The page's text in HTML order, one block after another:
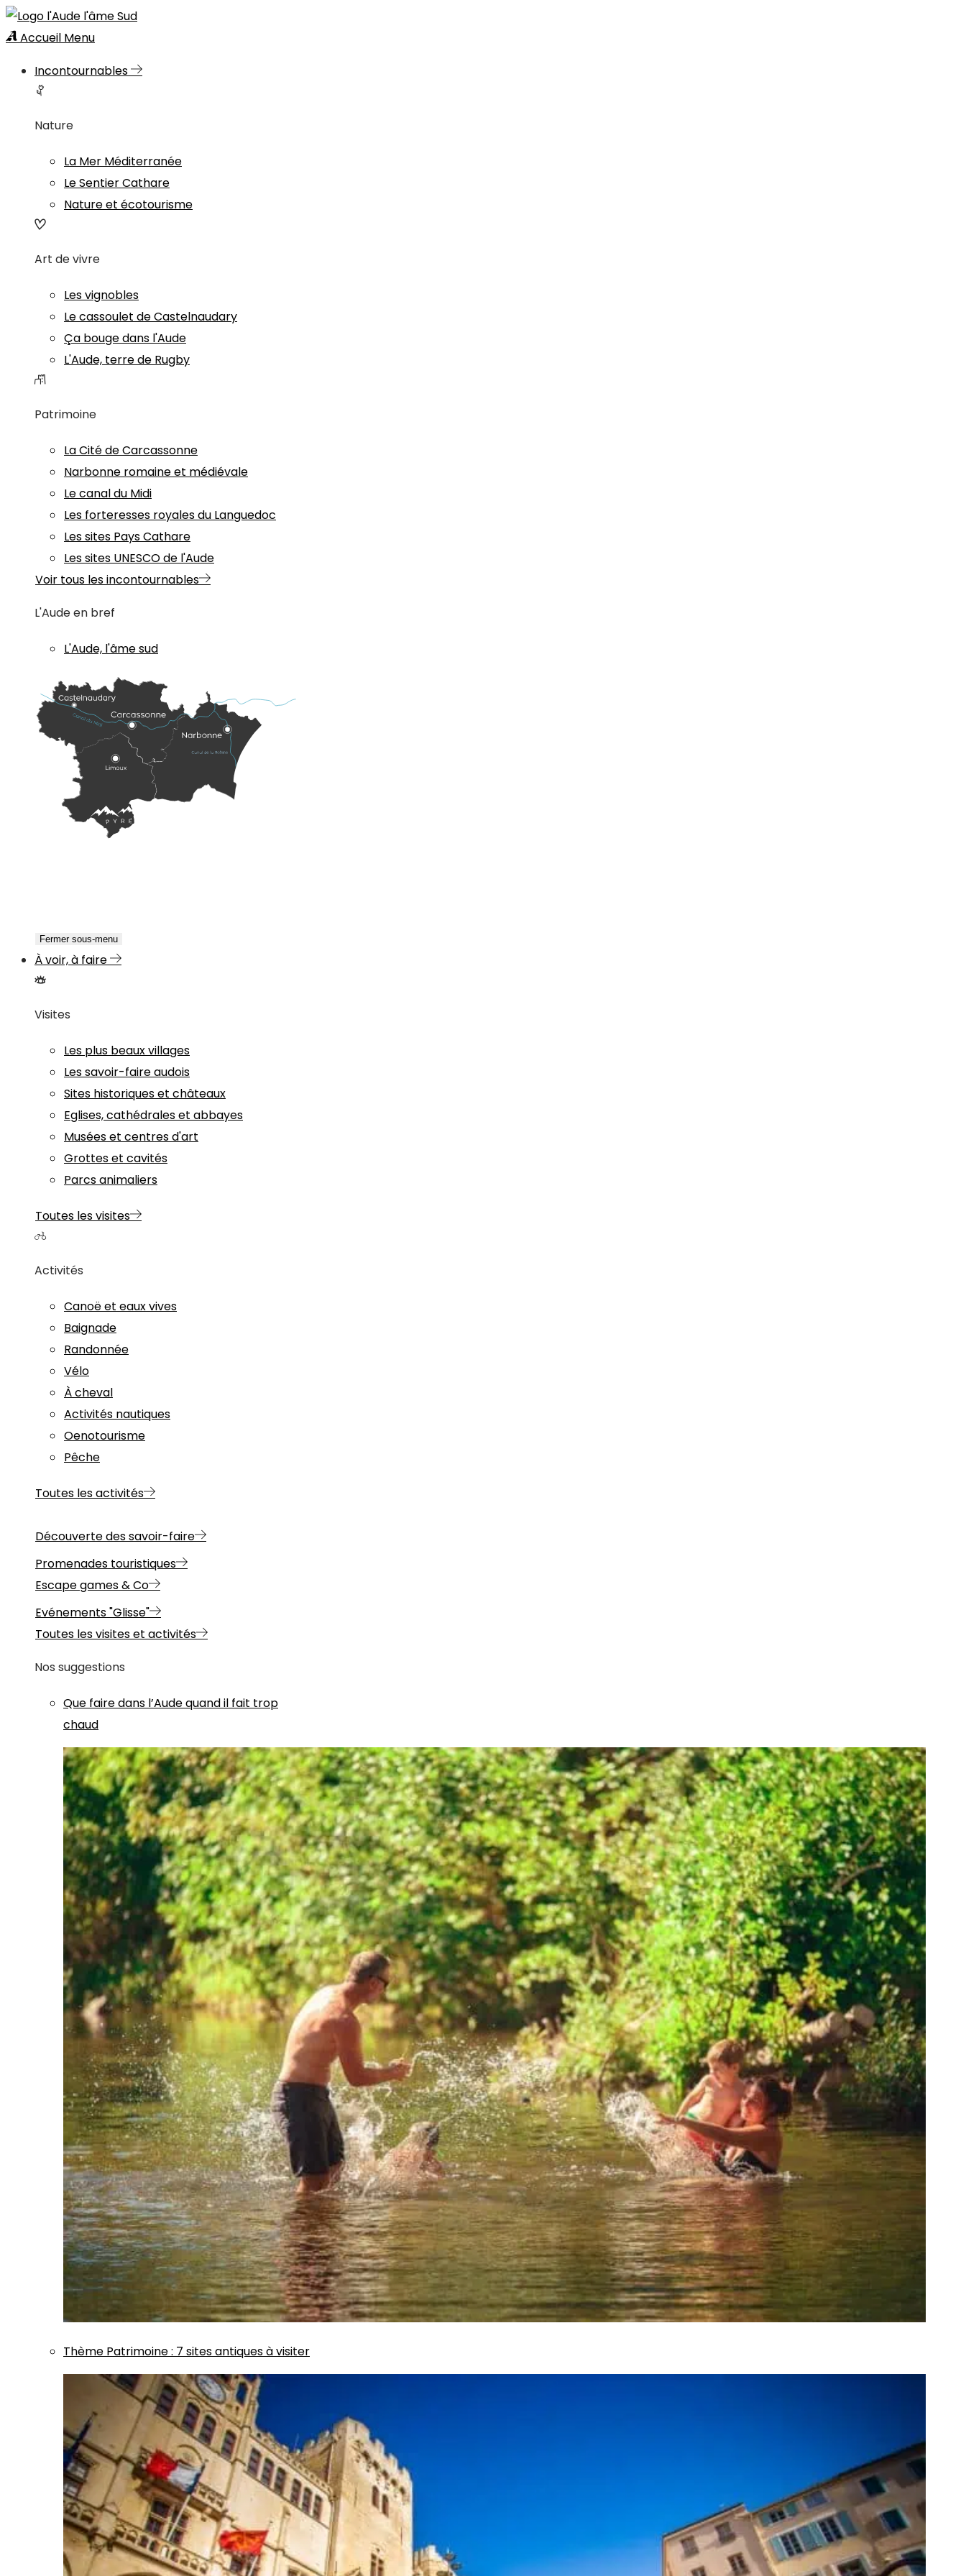
Accueil Menu
Incontournables
Nature
La Mer Méditerranée
Le Sentier Cathare
Nature et écotourisme
Art de vivre
Les vignobles
Le cassoulet de Castelnaudary
Ça bouge dans l'Aude
L'Aude, terre de Rugby
Patrimoine
La Cité de Carcassonne
Narbonne romaine et médiévale
Le canal du Midi
Les forteresses royales du Languedoc
Les sites Pays Cathare
Les sites UNESCO de l'Aude
Voir tous les incontournables
L'Aude en bref
L'Aude, l'âme sud
Fermer sous-menu
À voir, à faire
Visites
Les plus beaux villages
Les savoir-faire audois
Sites historiques et châteaux
Eglises, cathédrales et abbayes
Musées et centres d'art
Grottes et cavités
Parcs animaliers
Toutes les visites
Activités
Canoë et eaux vives
Baignade
Randonnée
Vélo
À cheval
Activités nautiques
Oenotourisme
Pêche
Toutes les activités
Découverte des savoir-faire
Promenades touristiques
Escape games & Co
Evénements "Glisse"
Toutes les visites et activités
Nos suggestions
Que faire dans l’Aude quand il fait trop
chaud
Thème Patrimoine: 7 sites antiques à visiter